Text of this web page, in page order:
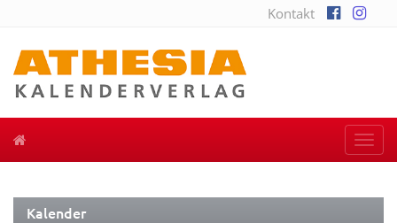
Kontakt
Kalender